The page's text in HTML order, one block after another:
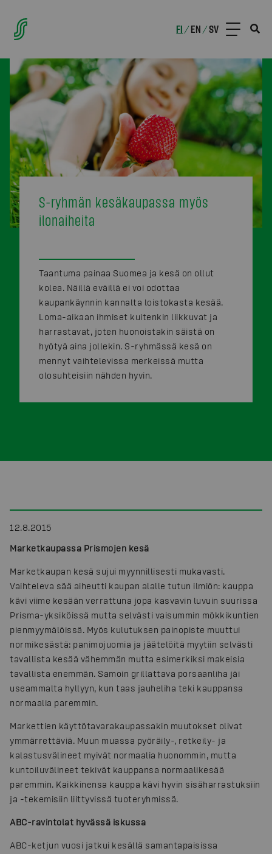
FI /EN /SV
S-ryhmän kesäkaupassa myös
ilonaiheita
Taantuma painaa Suomea ja kesä on ollut
kolea. Näillä eväillä ei voi odottaa
kaupankäynnin kannalta loistokasta kesää.
Loma-aikaan ihmiset kuitenkin liikkuvat ja
harrastavat, joten huonoistakin säistä on
hyötyä aina jollekin. S-ryhmässä kesä on
mennyt vaihtelevissa merkeissä mutta
olosuhteisiin nähden hyvin.
12.8.2015
Marketkaupassa Prismojen kesä
Marketkaupan kesä sujui myynnillisesti mukavasti.
Vaihteleva sää aiheutti kaupan alalle tutun ilmiön: kauppa
kävi viime kesään verrattuna jopa kasvavin luvuin suurissa
Prisma-yksiköissä mutta selvästi vaisummin mökkikuntien
pienmyymälöissä. Myös kulutuksen painopiste muuttui
normikesästä: panimojuomia ja jäätelöitä myytiin selvästi
tavallista kesää vähemmän mutta esimerkiksi makeisia
tavallista enemmän. Samoin grillattava porsaanliha jäi
useammalta hyllyyn, kun taas jauheliha teki kauppansa
normaalia paremmin.
Markettien käyttötavarakaupassakin muutokset olivat
ymmärrettäviä. Muun muassa pyöräily-, retkeily- ja
kalastusvälineet myivät normaalia huonommin, mutta
kuntoiluvälineet tekivät kauppansa normaalikesää
paremmin. Kaikkinensa kauppa kävi hyvin sisäharrastuksiin
ja -tekemisiin liittyvissä tuoteryhmissä.
ABC-ravintolat hyvässä iskussa
ABC-ketjun vuosi jatkui kesällä samantapaisissa